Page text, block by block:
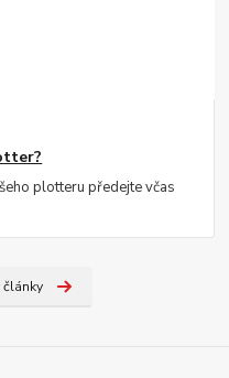
plotteru předejte včas
články